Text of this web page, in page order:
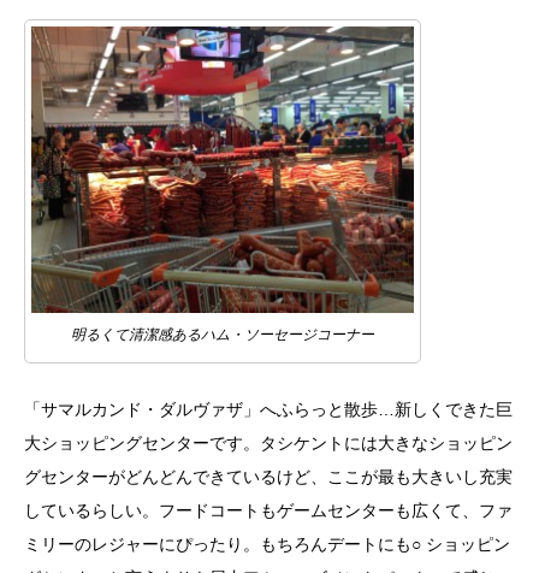
明るくて清潔感あるハム・ソーセージコーナー
「サマルカンド・ダルヴァザ」へふらっと散歩…新しくできた巨
大ショッピングセンターです。タシケントには大きなショッピン
グセンターがどんどんできているけど、ここが最も大きいし充実
しているらしい。フードコートもゲームセンターも広くて、ファ
ミリーのレジャーにぴったり。もちろんデートにも○ ショッピン